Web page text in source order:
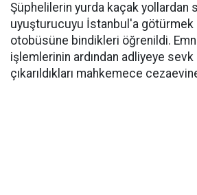
Şüphelilerin yurda kaçak yollardan
uyuşturucuyu İstanbul'a götürmek
otobüsüne bindikleri öğrenildi.
işlemlerinin ardından adliyeye sevk
çıkarıldıkları mahkemece